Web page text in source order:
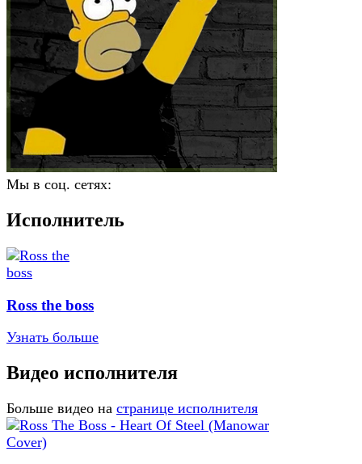
Мы в соц. сетях:
Исполнитель
Ross the boss
Узнать больше
Видео исполнителя
Больше видео на странице исполнителя